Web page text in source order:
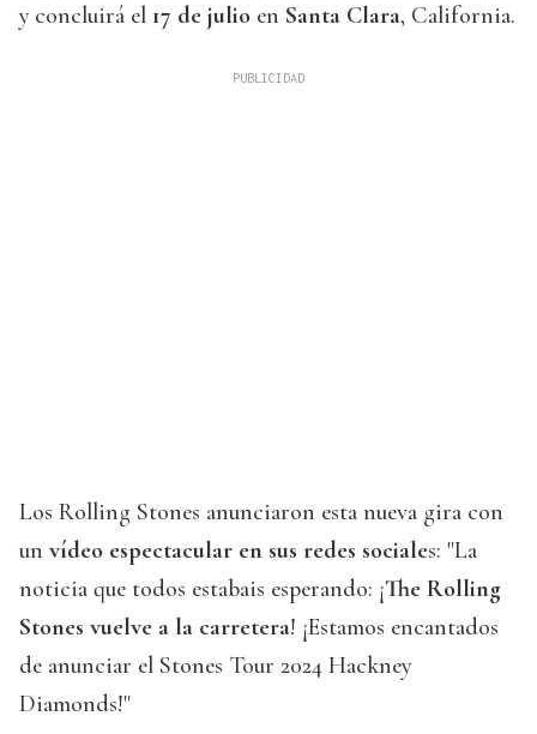
y concluirá el 17 de julio en Santa Clara, California.
Los Rolling Stones anunciaron esta nueva gira con
un vídeo espectacular en sus redes sociales: "La
noticia que todos estabais esperando: ¡The Rolling
Stones vuelve a la carretera! ¡Estamos encantados
de anunciar el Stones Tour 2024 Hackney
Diamonds!"